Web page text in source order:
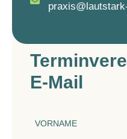
E-Mail
VORNAME